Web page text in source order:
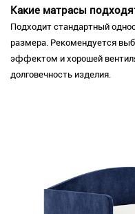
Какие матрасы
Подходит стандартный
размера. Рекомендуется
эффектом и хорошей
долговечность изделия.